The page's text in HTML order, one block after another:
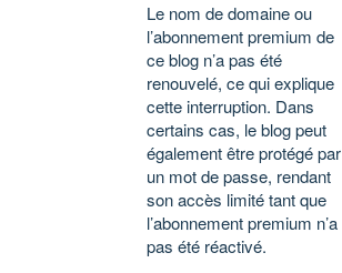
Le nom de domaine ou
l’abonnement premium de
ce blog n’a pas été
renouvelé, ce qui explique
cette interruption. Dans
certains cas, le blog peut
également être protégé par
un mot de passe, rendant
son accès limité tant que
l’abonnement premium n’a
pas été réactivé.